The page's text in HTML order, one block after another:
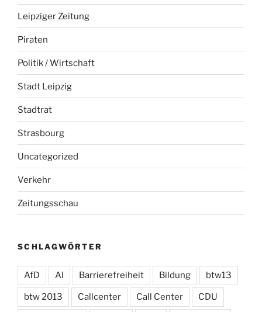
Leipziger Zeitung
Piraten
Politik / Wirtschaft
Stadt Leipzig
Stadtrat
Strasbourg
Uncategorized
Verkehr
Zeitungsschau
SCHLAGWÖRTER
AfD AI Barrierefreiheit Bildung btw13
btw 2013 Callcenter Call Center CDU